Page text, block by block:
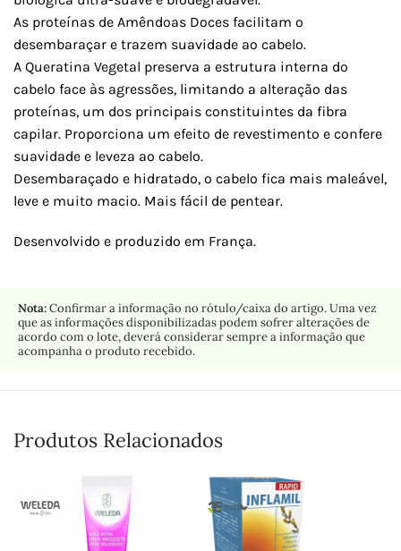
As proteínas de Amêndoas Doces facilitam o
desembaraçar e trazem suavidade ao cabelo.
A Queratina Vegetal preserva a estrutura interna do
cabelo face às agressões, limitando a alteração das
proteínas, um dos principais constituintes da fibra
capilar. Proporciona um efeito de revestimento e confere
suavidade e leveza ao cabelo.
Desembaraçado e hidratado, o cabelo fica mais maleável,
leve e muito macio. Mais fácil de pentear.
Desenvolvido e produzido em França.
Nota:Confirmar a informação no rótulo/caixa do artigo. Uma vez
que as informações disponibilizadas podem sofrer alterações de
acordo com o lote, deverá considerar sempre a informação que
acompanha o produto recebido.
Produtos Relacionados